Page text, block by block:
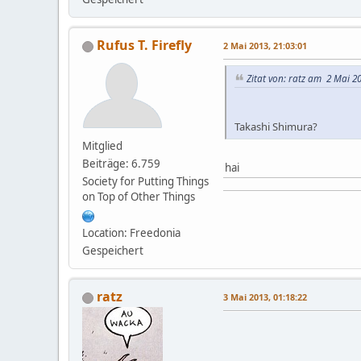
Rufus T. Firefly
Mitglied
Beiträge: 6.759
Society for Putting Things
on Top of Other Things
Location: Freedonia
Gespeichert
2 Mai 2013, 21:03:01
Zitat von: ratz am 2 Mai
Takashi Shimura?
hai
ratz 3 Mai 2013, 01:18:22